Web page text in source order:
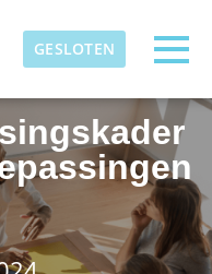
GESLOTEN
OK